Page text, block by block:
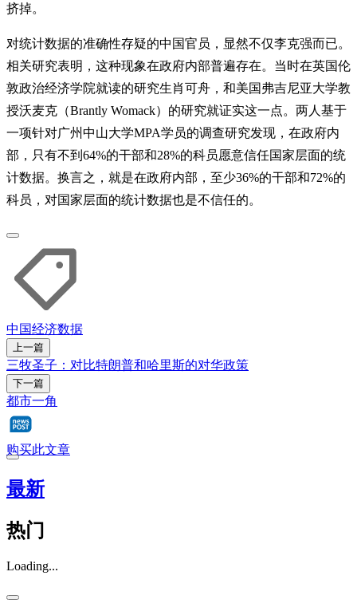
挤掉。
对统计数据的准确性存疑的中国官员，显然不仅李克强而已。
相关研究表明，这种现象在政府内部普遍存在。当时在英国伦
敦政治经济学院就读的研究生肖可舟，和美国弗吉尼亚大学教
授沃麦克（Brantly Womack）的研究就证实这一点。两人基于
一项针对广州中山大学MPA学员的调查研究发现，在政府内
部，只有不到64%的干部和28%的科员愿意信任国家层面的统
计数据。换言之，就是在政府内部，至少36%的干部和72%的
科员，对国家层面的统计数据也是不信任的。
中国经济数据
上一篇
三牧圣子：对比特朗普和哈里斯的对华政策
下一篇
都市一角
购买此文章
最新
热门
Loading...